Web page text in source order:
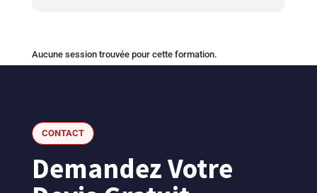
Aucune session trouvée pour cette formation.
CONTACT
Demandez Votre